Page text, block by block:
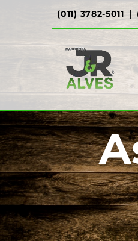
(011) 3782-5011 |